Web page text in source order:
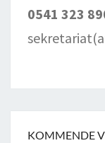
0541 323
KOMMENDE